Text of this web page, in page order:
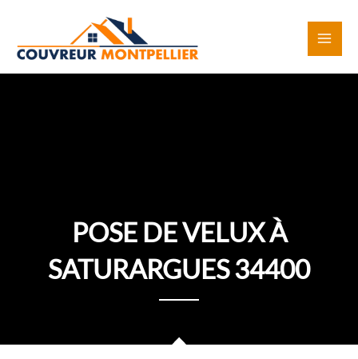
contenu
POSE DE VELUX À
SATURARGUES 34400